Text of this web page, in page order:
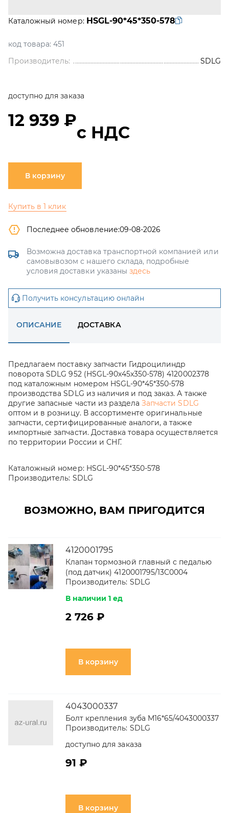
Каталожный номер: HSGL-90*45*350-578
код товара: 451
Производитель:
SDLG
доступно для заказа
12 939 ₽
с НДС
В корзину
Купить в 1 клик
Последнее обновление:09-08-2026
Возможна доставка транспортной компанией или
самовывозом с нашего склада, подробные
условия доставки указаны здесь
Получить консультацию онлайн
ОПИСАНИЕ ДОСТАВКА
Предлагаем поставку запчасти Гидроцилиндр
поворота SDLG 952 (HSGL-90x45x350-578) 4120002378
под каталожным номером HSGL-90*45*350-578
производства SDLG из наличия и под заказ. А также
другие запасные части из разделаЗапчасти SDLG
оптом и в розницу. В ассортименте оригинальные
запчасти, сертифицированные аналоги, а также
импортные запчасти. Доставка товара осуществляется
по территории России и СНГ.
Каталожный номер: HSGL-90*45*350-578
Производитель: SDLG
ВОЗМОЖНО, ВАМ ПРИГОДИТСЯ
4120001795
Клапан тормозной главный с педалью
(под датчик) 4120001795/13C0004
Производитель: SDLG
В наличии 1 ед
2 726 ₽
В корзину
4043000337
Болт крепления зуба M16*65/4043000337
Производитель: SDLG
доступно для заказа
91 ₽
В корзину